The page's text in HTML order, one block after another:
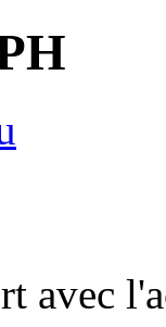
avec